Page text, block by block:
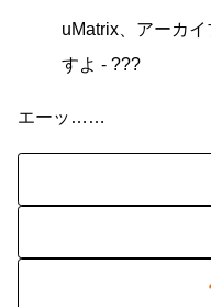
uMatrix、アーカ
すよ - ???
エーッ……